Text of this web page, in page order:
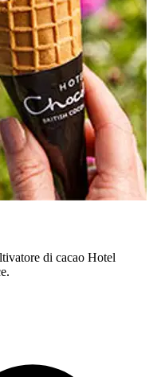
di cacao Hotel